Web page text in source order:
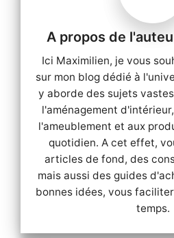
Ici Maximilien, je vous
sur mon blog dédié à
y aborde des sujets
l'aménagement
l'ameublement et aux
quotidien. A cet effet,
articles de fond, des
mais aussi des guides
bonnes idées, vous
temps.